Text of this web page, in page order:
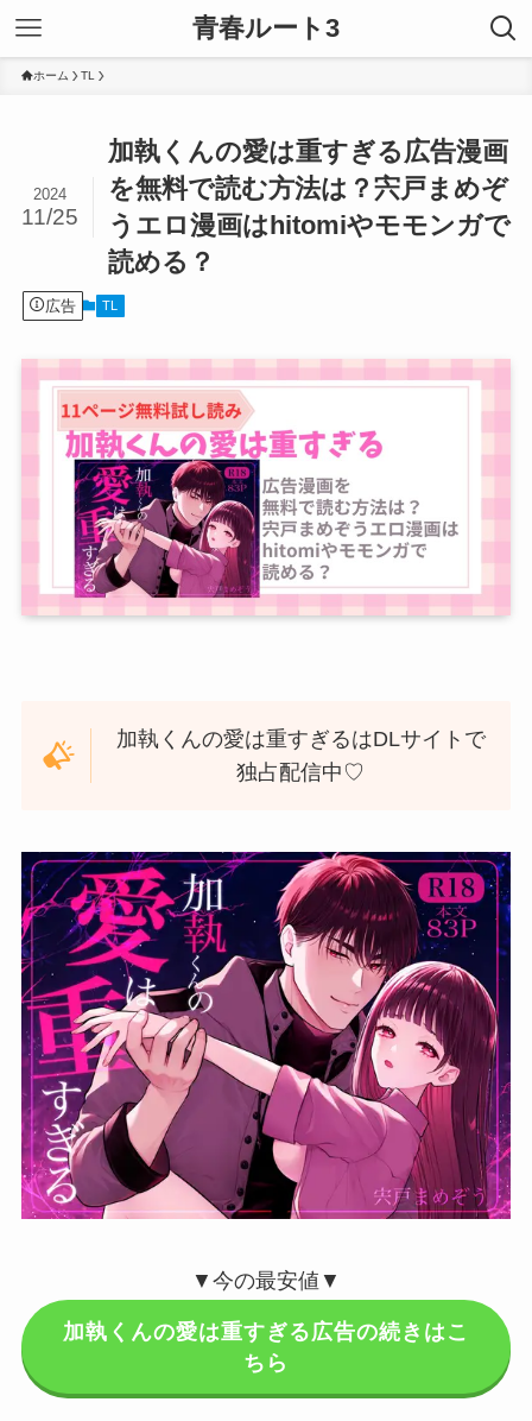
青春ルート3
ホーム TL
加執くんの愛は重すぎる広告漫画
を無料で読む方法は？宍戸まめぞ
うエロ漫画はhitomiやモモンガで
読める？
2024
11/25
広告 TL
加執くんの愛は重すぎるはDLサイトで
独占配信中♡
▼今の最安値▼
加執くんの愛は重すぎる広告の続きはこ
ちら